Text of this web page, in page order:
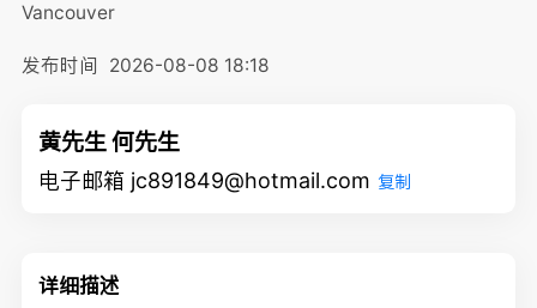
Vancouver
发布时间 2026-08-08 18:18
黄先生 何先生
电子邮箱 jc891849@hotmail.com 复制
详细描述